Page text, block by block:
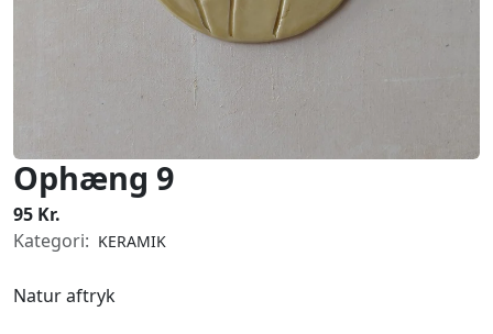
Ophæng 9
95 Kr.
Kategori: KERAMIK
Natur aftryk